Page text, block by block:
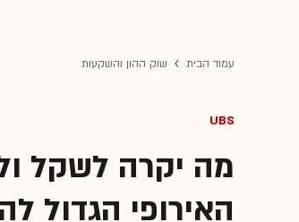
עמוד הבית שוק ההון והשקעות
UBS
מה יקרה לשקל
האירופי הגדול